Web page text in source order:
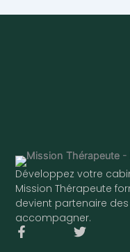
Développez votre
Mission Thérapeute
devient partenaire
accompagner.
F
T